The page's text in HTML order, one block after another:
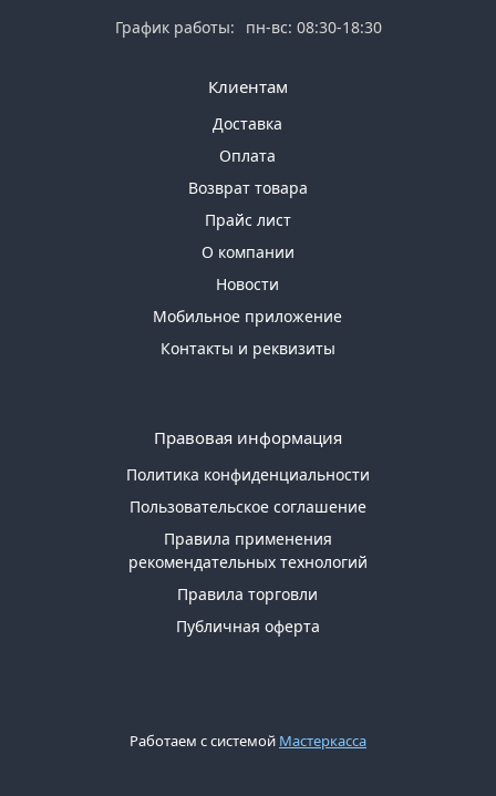
График работы: пн-вс: 08:30-18:30
Клиентам
Доставка
Оплата
Возврат товара
Прайс лист
О компании
Новости
Мобильное приложение
Контакты и реквизиты
Правовая информация
Политика конфиденциальности
Пользовательское соглашение
Правила применения
рекомендательных технологий
Правила торговли
Публичная оферта
Работаем с системой Мастеркасса